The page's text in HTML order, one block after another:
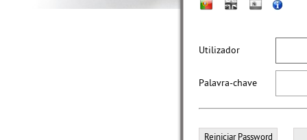
Utilizador
Palavra-chave